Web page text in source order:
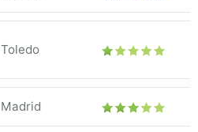
Toledo
Madrid